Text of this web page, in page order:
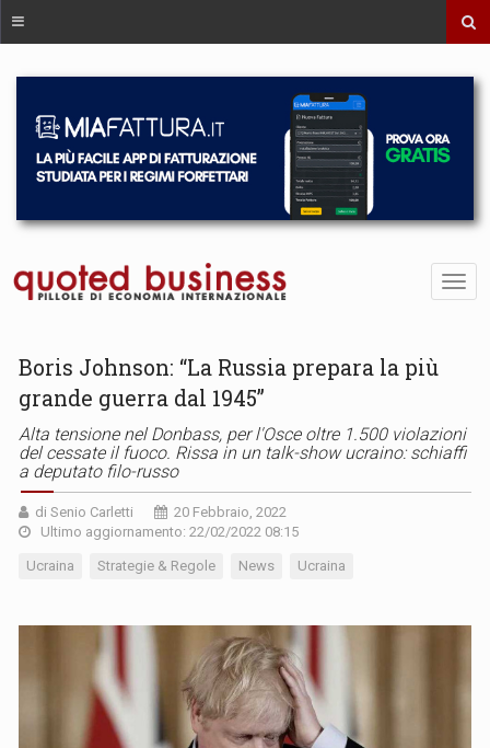
Boris Johnson: “La Russia prepara la più
grande guerra dal 1945”
Alta tensione nel Donbass, per l'Osce oltre 1.500 violazioni
del cessate il fuoco. Rissa in un talk-show ucraino: schiaffi
a deputato filo-russo
di Senio Carletti
20 Febbraio, 2022
Ultimo aggiornamento: 22/02/2022 08:15
Ucraina Strategie & Regole News Ucraina